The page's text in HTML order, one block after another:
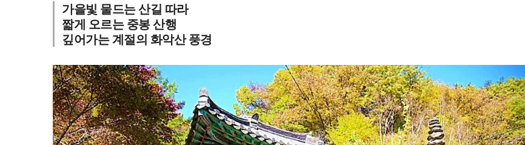
가을빛 물드는 산길 따라
짧게 오르는 중봉 산행
깊어가는 계절의 화악산 풍경